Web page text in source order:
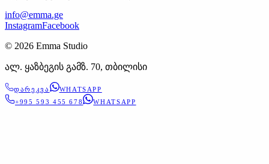
info@emma.ge
InstagramFacebook
© 2026 Emma Studio
ალ. ყაზბეგის გამზ. 70, თბილისი
ᲓᲐᲠᲔᲙᲕᲐ
WHATSAPP
+995 593 455 678
WHATSAPP